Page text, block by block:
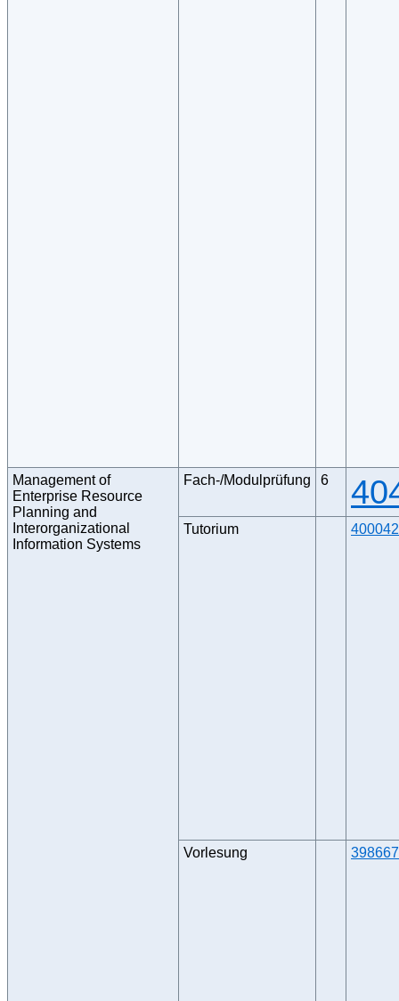
Management of
Enterprise Resource
Planning and
Interorganizational
Information Systems
Fach-/Modulprüfung 6
Tutorium 400042
Vorlesung 398667